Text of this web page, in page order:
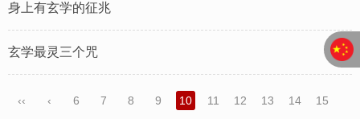
身上有玄学的征兆
玄学最灵三个咒
‹‹ ‹ 6 7 8 9 10 11 12 13 14
15